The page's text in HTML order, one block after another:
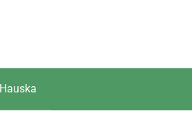
Hauska